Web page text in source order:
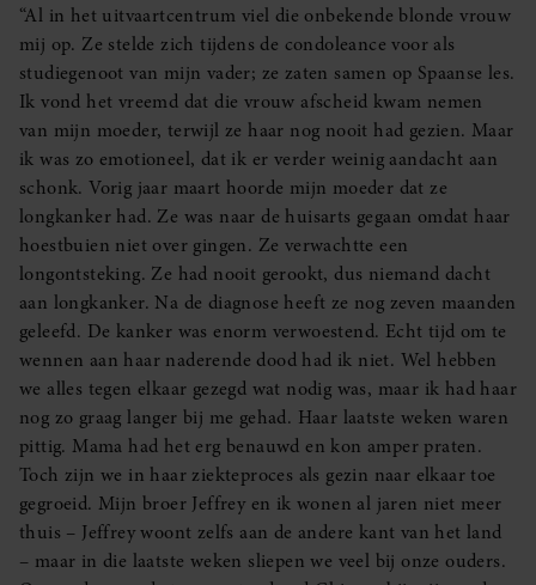
“Al in het uitvaartcentrum viel die onbekende blonde vrouw
mij op. Ze stelde zich tijdens de condoleance voor als
studiegenoot van mijn vader; ze zaten samen op Spaanse les.
Ik vond het vreemd dat die vrouw afscheid kwam nemen
van mijn moeder, terwijl ze haar nog nooit had gezien. Maar
ik was zo emotioneel, dat ik er verder weinig aandacht aan
schonk. Vorig jaar maart hoorde mijn moeder dat ze
longkanker had. Ze was naar de huisarts gegaan omdat haar
hoestbuien niet over gingen. Ze verwachtte een
longontsteking. Ze had nooit gerookt, dus niemand dacht
aan longkanker. Na de diagnose heeft ze nog zeven maanden
geleefd. De kanker was enorm verwoestend. Echt tijd om te
wennen aan haar naderende dood had ik niet. Wel hebben
we alles tegen elkaar gezegd wat nodig was, maar ik had haar
nog zo graag langer bij me gehad. Haar laatste weken waren
pittig. Mama had het erg benauwd en kon amper praten.
Toch zijn we in haar ziekteproces als gezin naar elkaar toe
gegroeid. Mijn broer Jeffrey en ik wonen al jaren niet meer
thuis – Jeffrey woont zelfs aan de andere kant van het land
– maar in die laatste weken sliepen we veel bij onze ouders.